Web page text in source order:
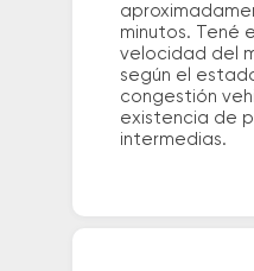
minutos. Tené
velocidad del
según el
congestión
existencia de
intermedias.